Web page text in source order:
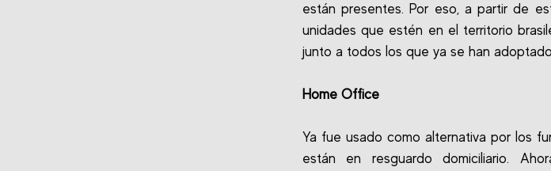
están presentes. Por eso, a partir de
unidades que estén en el territorio
junto a todos los que ya se han
Home Office
Ya fue usado como alternativa por los
están en resguardo domiciliario.